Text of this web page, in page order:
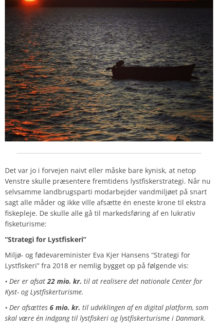
Det var jo i forvejen naivt eller måske bare kynisk, at netop
Venstre skulle præsentere fremtidens lystfiskerstrategi. Når nu
selvsamme landbrugsparti modarbejder vandmiljøet på snart
sagt alle måder og ikke ville afsætte én eneste krone til ekstra
fiskepleje. De skulle alle gå til markedsføring af en lukrativ
fisketurisme:
“Strategi for Lystfiskeri”
Miljø- og fødevareminister Eva Kjer Hansens “Strategi for
Lystfiskeri” fra 2018 er nemlig bygget op på følgende vis:
• Der er afsat 22 mio. kr. til at realisere det nationale Center for
Kyst- og Lystfiskerturisme.
• Der afsættes 6 mio. kr. til udviklingen af en digital platform, som
skal være én indgang til lystfiskeri og lystfiskerturisme i Danmark.